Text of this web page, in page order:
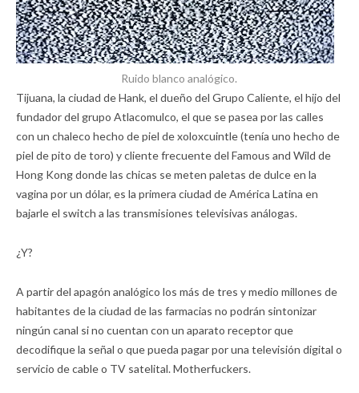
Ruido blanco analógico.
Tijuana, la ciudad de Hank, el dueño del Grupo Caliente, el hijo del
fundador del grupo Atlacomulco, el que se pasea por las calles
con un chaleco hecho de piel de xoloxcuintle (tenía uno hecho de
piel de pito de toro) y cliente frecuente del Famous and Wild de
Hong Kong donde las chicas se meten paletas de dulce en la
vagina por un dólar, es la primera ciudad de América Latina en
bajarle el switch a las transmisiones televisivas análogas.
¿Y?
A partir del apagón analógico los más de tres y medio millones de
habitantes de la ciudad de las farmacias no podrán sintonizar
ningún canal si no cuentan con un aparato receptor que
decodifique la señal o que pueda pagar por una televisión digital o
servicio de cable o TV satelital. Motherfuckers.